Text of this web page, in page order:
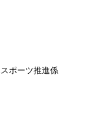
ポーツ推進係